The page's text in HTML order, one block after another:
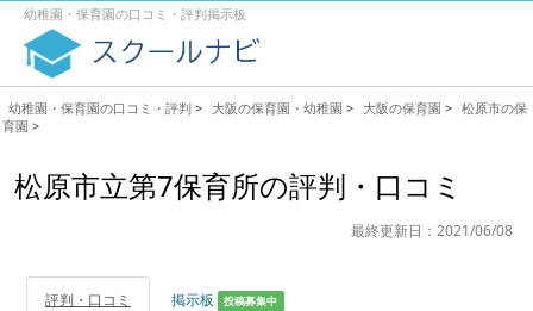
幼稚園・保育園の口コミ・評判掲示板
幼稚園・保育園の口コミ・評判 > 大阪の保育園・幼稚園 > 大阪の保育園 > 松原市の保
育園 >
松原市立第7保育所の評判・口コミ
最終更新日：2021/06/08
評判・口コミ 掲示板 投稿募集中